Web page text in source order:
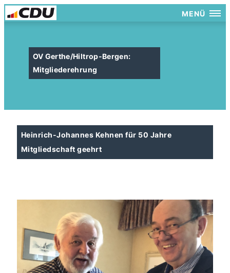
MENÜ
OV Gerthe/Hiltrop-Bergen:
Mitgliederehrung
Heinrich-Johannes Kehnen für 50 Jahre
Mitgliedschaft geehrt